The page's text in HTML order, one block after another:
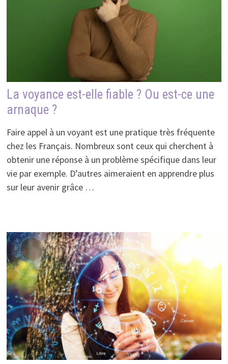
La voyance est-elle fiable ? Ou est-ce une
arnaque ?
Faire appel à un voyant est une pratique très fréquente
chez les Français. Nombreux sont ceux qui cherchent à
obtenir une réponse à un problème spécifique dans leur
vie par exemple. D’autres aimeraient en apprendre plus
sur leur avenir grâce …